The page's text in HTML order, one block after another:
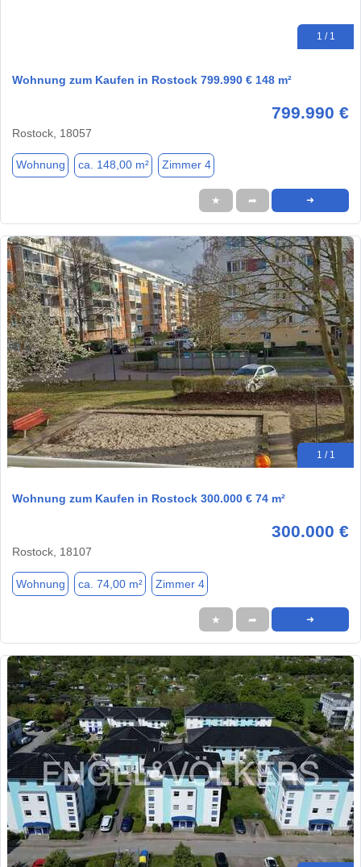
1 / 1
Wohnung zum Kaufen in Rostock 799.990 € 148 m²
799.990 €
Rostock, 18057
Wohnung ca. 148,00 m² Zimmer 4
★ ➦ ➜
1 / 1
Wohnung zum Kaufen in Rostock 300.000 € 74 m²
300.000 €
Rostock, 18107
Wohnung ca. 74,00 m² Zimmer 4
★ ➦ ➜